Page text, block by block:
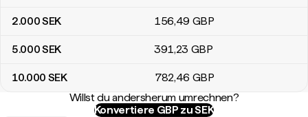
2.000SEK 156,49 GBP
5.000SEK 391,23 GBP
10.000 SEK 782,46 GBP
Willst du andersherum umrechnen?
Konvertiere GBP zu SEK